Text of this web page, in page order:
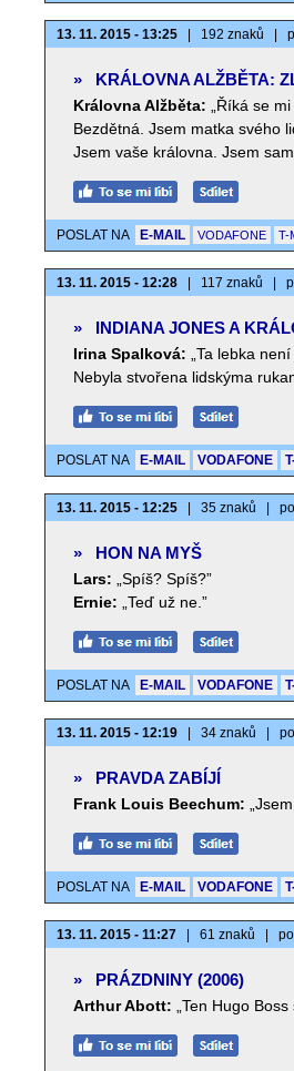
13. 11. 2015 - 13:25 192 znaků
» KRÁLOVNA ALŽBĚTA:
Královna Alžběta:
„Říká se
Bezdětná. Jsem matka svého
Jsem vaše královna. Jsem
POSLAT NA E-MAIL VODAFONE T-
13. 11. 2015 - 12:28 117 znaků
» INDIANA JONES A
Irina Spalková:
„Ta lebka
Nebyla stvořena lidskýma
POSLAT NA E-MAIL VODAFONE
13. 11. 2015 - 12:25 35 znaků
» HON NA MYŠ
Lars:
„Spíš? Spíš?”
Ernie:
„Teď už ne.”
POSLAT NA E-MAIL VODAFONE
13. 11. 2015 - 12:19 34 znaků
» PRAVDA ZABÍJÍ
Frank Louis Beechum:
POSLAT NA E-MAIL VODAFONE
13. 11. 2015 - 11:27 61 znaků
» PRÁZDNINY (2006)
Arthur Abott: „Ten Hugo